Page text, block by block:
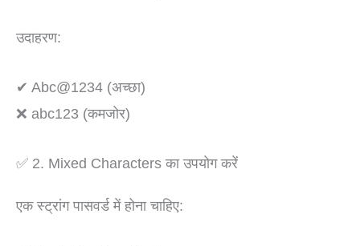
उदाहरण:
✔ Abc@1234 (अच्छा)
❌ abc123 (कमजोर)
✅ 2. Mixed Characters का उपयोग करें
एक स्ट्रांग पासवर्ड में होना चाहिए: